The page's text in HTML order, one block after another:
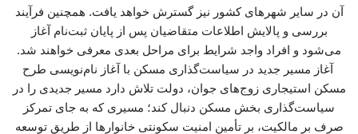
آن در سایر شهرهای کشور نیز گسترش خواهد یافت. همچنین فرآیند
بررسی و پالایش اطلاعات متقاضیان پس از پایان ثبت‌نام آغاز
می‌شود و افراد واجد شرایط برای مراحل بعدی معرفی خواهند شد.
آغاز مسیر جدید در سیاست‌گذاری مسکن با آغاز نام‌نویسی طرح
مسکن استیجاری زوج‌های جوان، دولت تلاش دارد مسیر جدیدی را در
سیاست‌گذاری بخش مسکن دنبال کند؛ مسیری که به جای تمرکز
صرف بر مالکیت، بر تأمین امنیت سکونتی خانوارها از طریق توسعه